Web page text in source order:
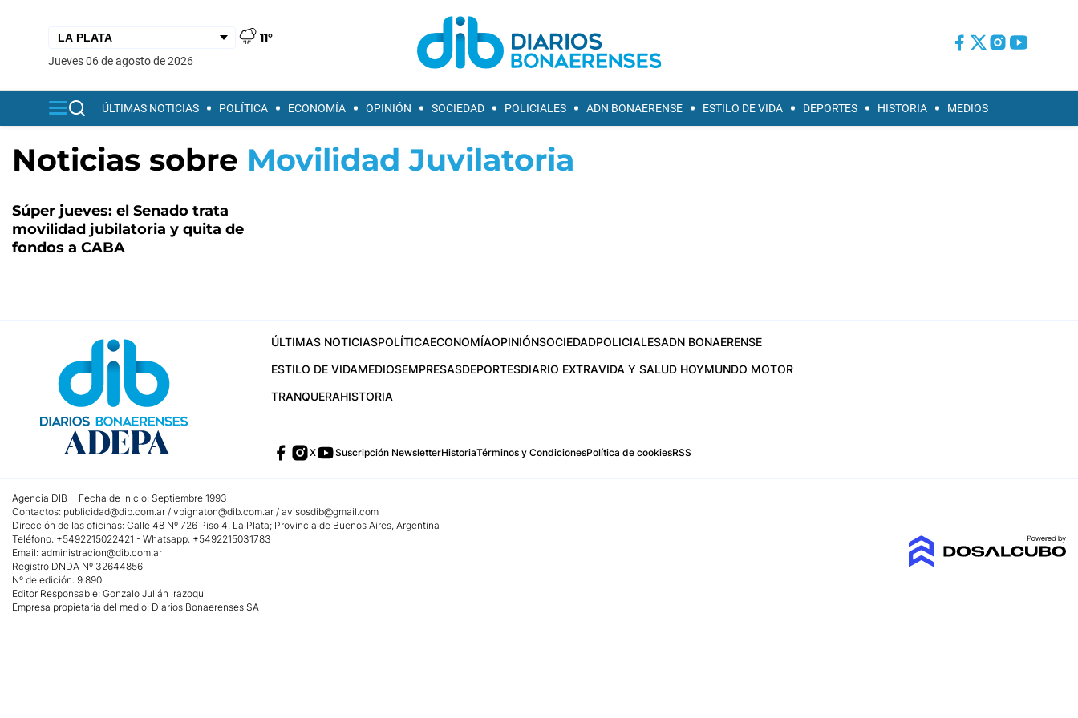
11°
jueves 06 de agosto de 2026
ÚLTIMAS NOTICIAS POLÍTICA ECONOMÍA OPINIÓN SOCIEDAD POLICIALES ADN BONAERENSE ESTILO DE VIDA DEPORTES HISTORIA MEDIOS
Noticias sobre Movilidad Juvilatoria
Súper jueves: el Senado trata
movilidad jubilatoria y quita de
fondos a CABA
ÚLTIMAS NOTICIASPOLÍTICAECONOMÍAOPINIÓNSOCIEDADPOLICIALESADN BONAERENSE
ESTILO DE VIDAMEDIOSEMPRESASDEPORTESDIARIO EXTRAVIDA Y SALUD HOYMUNDO MOTOR
TRANQUERAHISTORIA
X Suscripción NewsletterHistoriaTérminos y CondicionesPolítica de cookiesRSS
Agencia DIB - Fecha de Inicio: Septiembre 1993
Contactos: publicidad@dib.com.ar / vpignaton@dib.com.ar / avisosdib@gmail.com
Dirección de las oficinas: Calle 48 Nº 726 Piso 4, La Plata; Provincia de Buenos Aires, Argentina
Teléfono: +5492215022421 - Whatsapp: +5492215031783
Email: administracion@dib.com.ar
Registro DNDA Nº 32644856
Nº de edición: 9.890
Editor Responsable: Gonzalo Julián Irazoqui
Empresa propietaria del medio: Diarios Bonaerenses SA